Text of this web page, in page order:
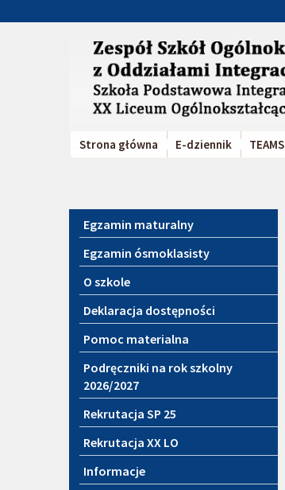
Strona główna E-dziennik TEAMS
Menu
Egzamin maturalny
Egzamin ósmoklasisty
O szkole
Deklaracja dostępności
Pomoc materialna
Podręczniki na rok szkolny
2026/2027
Rekrutacja SP 25
Rekrutacja XX LO
Informacje